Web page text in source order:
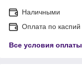
Наличными
Оплата по каспий
Все условия оплаты